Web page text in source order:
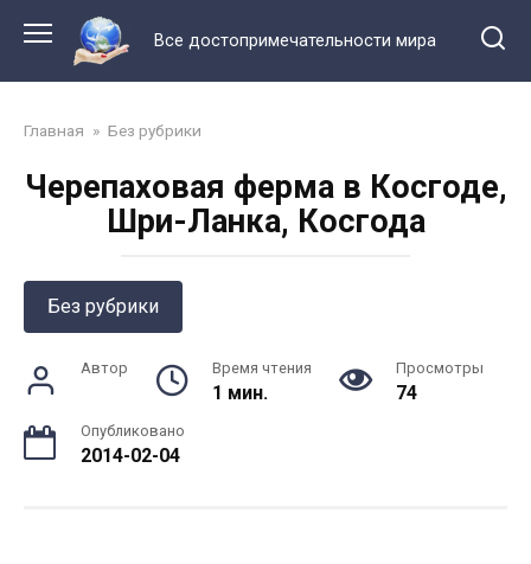
контенту
Все достопримечательности мира
Главная » Без рубрики
Черепаховая ферма в Косгоде,
Шри-Ланка, Косгода
Без рубрики
Автор Время чтения
1 мин.
Просмотры
74
Опубликовано
2014-02-04